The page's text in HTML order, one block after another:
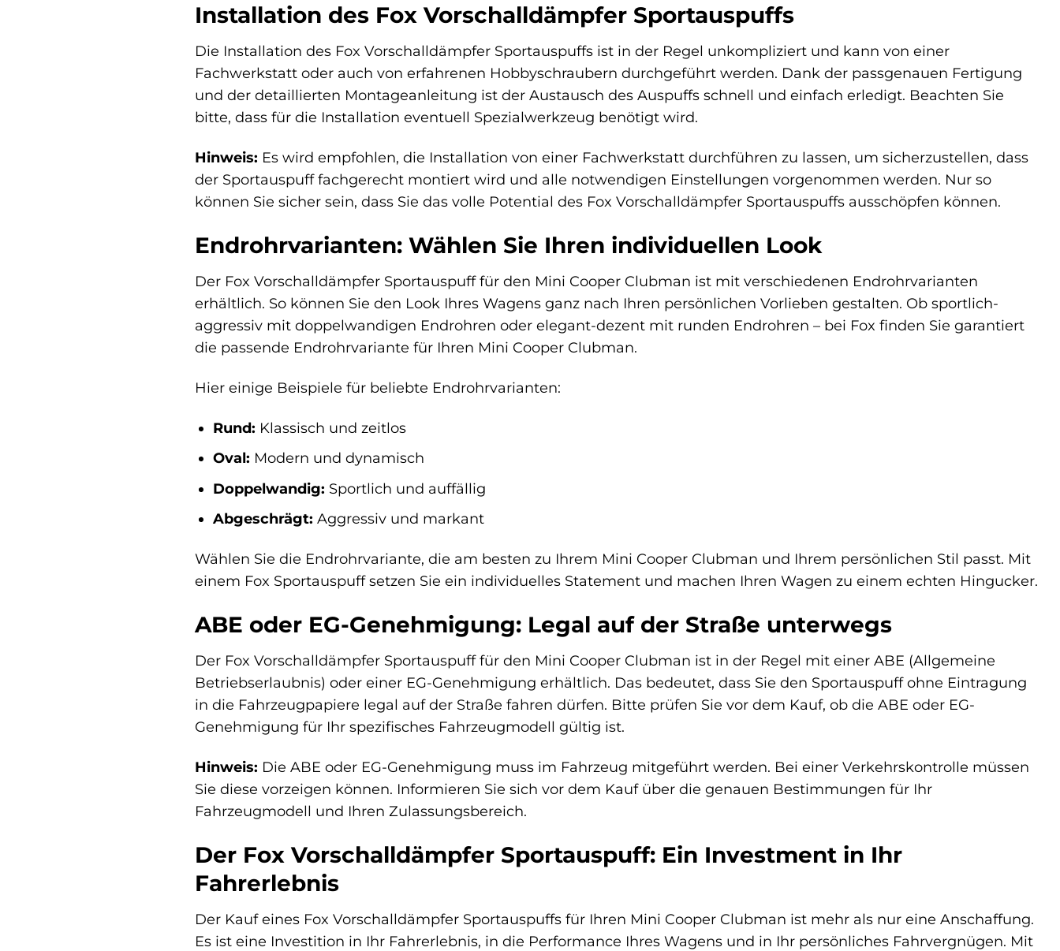
Installation des Fox Vorschalldämpfer Sportauspuffs
Die Installation des Fox Vorschalldämpfer Sportauspuffs ist in der Regel unkompliziert und kann von einer
Fachwerkstatt oder auch von erfahrenen Hobbyschraubern durchgeführt werden. Dank der passgenauen Fertigung
und der detaillierten Montageanleitung ist der Austausch des Auspuffs schnell und einfach erledigt. Beachten Sie
bitte, dass für die Installation eventuell Spezialwerkzeug benötigt wird.
Hinweis: Es wird empfohlen, die Installation von einer Fachwerkstatt durchführen zu lassen, um sicherzustellen, dass
der Sportauspuff fachgerecht montiert wird und alle notwendigen Einstellungen vorgenommen werden. Nur so
können Sie sicher sein, dass Sie das volle Potential des Fox Vorschalldämpfer Sportauspuffs ausschöpfen können.
Endrohrvarianten: Wählen Sie Ihren individuellen Look
Der Fox Vorschalldämpfer Sportauspuff für den Mini Cooper Clubman ist mit verschiedenen Endrohrvarianten
erhältlich. So können Sie den Look Ihres Wagens ganz nach Ihren persönlichen Vorlieben gestalten. Ob sportlich-
aggressiv mit doppelwandigen Endrohren oder elegant-dezent mit runden Endrohren – bei Fox finden Sie garantiert
die passende Endrohrvariante für Ihren Mini Cooper Clubman.
Hier einige Beispiele für beliebte Endrohrvarianten:
Rund: Klassisch und zeitlos
Oval: Modern und dynamisch
Doppelwandig: Sportlich und auffällig
Abgeschrägt: Aggressiv und markant
Wählen Sie die Endrohrvariante, die am besten zu Ihrem Mini Cooper Clubman und Ihrem persönlichen Stil passt. Mit
einem Fox Sportauspuff setzen Sie ein individuelles Statement und machen Ihren Wagen zu einem echten Hingucker.
ABE oder EG-Genehmigung: Legal auf der Straße unterwegs
Der Fox Vorschalldämpfer Sportauspuff für den Mini Cooper Clubman ist in der Regel mit einer ABE (Allgemeine
Betriebserlaubnis) oder einer EG-Genehmigung erhältlich. Das bedeutet, dass Sie den Sportauspuff ohne Eintragung
in die Fahrzeugpapiere legal auf der Straße fahren dürfen. Bitte prüfen Sie vor dem Kauf, ob die ABE oder EG-
Genehmigung für Ihr spezifisches Fahrzeugmodell gültig ist.
Hinweis: Die ABE oder EG-Genehmigung muss im Fahrzeug mitgeführt werden. Bei einer Verkehrskontrolle müssen
Sie diese vorzeigen können. Informieren Sie sich vor dem Kauf über die genauen Bestimmungen für Ihr
Fahrzeugmodell und Ihren Zulassungsbereich.
Der Fox Vorschalldämpfer Sportauspuff: Ein Investment in Ihr
Fahrerlebnis
Der Kauf eines Fox Vorschalldämpfer Sportauspuffs für Ihren Mini Cooper Clubman ist mehr als nur eine Anschaffung.
Es ist eine Investition in Ihr Fahrerlebnis, in die Performance Ihres Wagens und in Ihr persönliches Fahrvergnügen. Mit